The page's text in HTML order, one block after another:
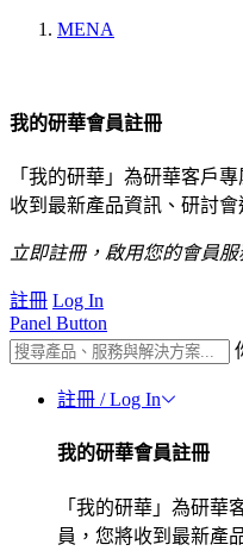
MENA
我的研華會員註冊
「我的研華」為研華客戶
收到最新產品資訊、研討
立即註冊，啟用您的會員服
註冊 Log In
Panel Button
註冊 / Log In
我的研華會員註冊
「我的研華」為研華
員，您將收到最新產